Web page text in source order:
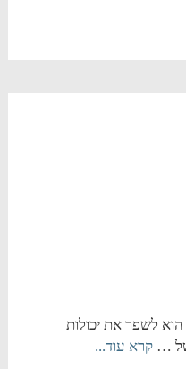
הוא לשפר את יכולות
… קרא עוד...